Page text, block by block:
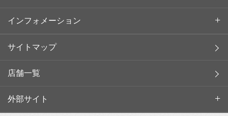
インフォメーション
サイトマップ
店舗一覧
外部サイト